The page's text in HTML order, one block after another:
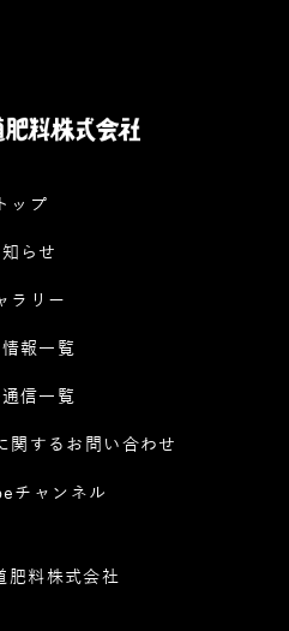
トップ
らせ
ラリー
報一覧
信一覧
関するお問い合わせ
チャンネル
肥料株式会社